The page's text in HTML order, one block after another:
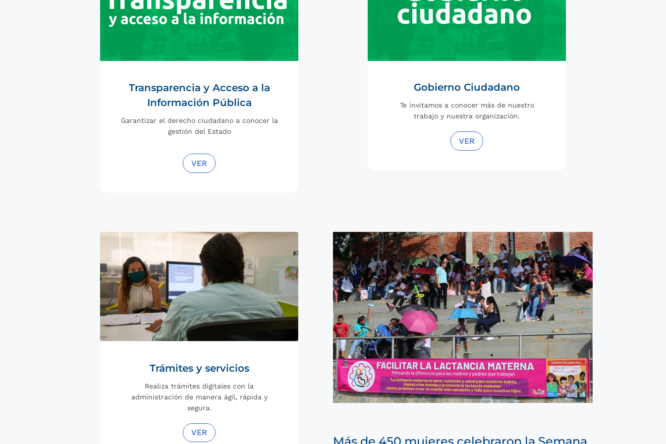
Transparencia y Acceso a la
Información Pública
Garantizar el derecho ciudadano a conocer la
gestión del Estado
VER
Gobierno Ciudadano
Te invitamos a conocer más de nuestro
trabajo y nuestra organización.
VER
Trámites y servicios
Realiza trámites digitales con la
administración de manera ágil, rápida y
segura.
VER